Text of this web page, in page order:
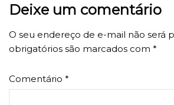
Deixe um comentário
O seu endereço de e-mail não será
obrigatórios são marcados com *
Comentário *